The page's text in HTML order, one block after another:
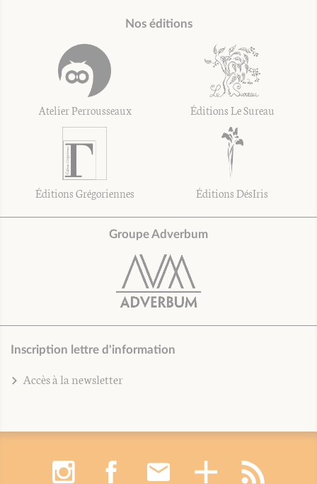
Nos éditions
Atelier Perrousseaux Éditions Le Sureau
Éditions Grégoriennes Éditions DésIris
Groupe Adverbum
Inscription lettre d'information
Accès à la newsletter